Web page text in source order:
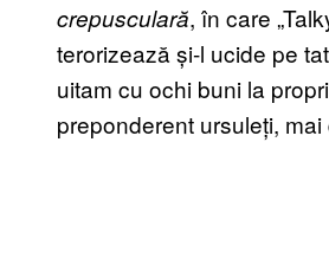
crepusculară, în care
terorizează și-l ucide pe
uitam cu ochi buni la
preponderent ursuleți,